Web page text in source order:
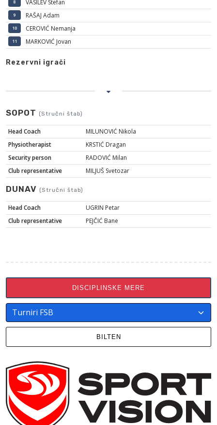
8 VASILEV Stefan
9 RAŠAJ Adam
10 CEROVIĆ Nemanja
11 MARKOVIĆ Jovan
Rezervni igrači
SOPOT (Stručni štab)
Head Coach
MILUNOVIĆ Nikola
Physiotherapist
KRSTIĆ Dragan
Security person
RADOVIĆ Milan
Club representative
MILJUŠ Svetozar
DUNAV (Stručni štab)
Head Coach
UGRIN Petar
Club representative
PEJČIĆ Bane
DISCIPLINSKE MERE
BILTEN